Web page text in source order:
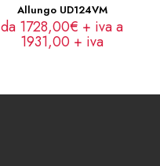
Allungo UD124VM
da 1728,00€ + iva a
1931,00 + iva